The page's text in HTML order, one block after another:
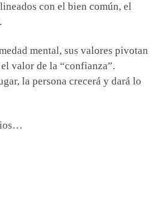
con el bien común, el
mental, sus valores pivotan
valor de la “confianza”.
la persona crecerá y dará lo